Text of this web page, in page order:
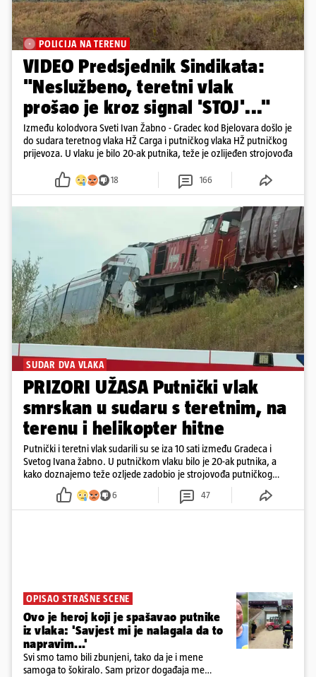
POLICIJA NA TERENU
VIDEO Predsjednik Sindikata:
"Neslužbeno, teretni vlak
prošao je kroz signal 'STOJ'..."
Između kolodvora Sveti Ivan Žabno - Gradec kod Bjelovara došlo je
do sudara teretnog vlaka HŽ Carga i putničkog vlaka HŽ putničkog
prijevoza. U vlaku je bilo 20-ak putnika, teže je ozlijeđen strojovođa
18 166
SUDAR DVA VLAKA
PRIZORI UŽASA Putnički vlak
smrskan u sudaru s teretnim, na
terenu i helikopter hitne
Putnički i teretni vlak sudarili su se iza 10 sati između Gradeca i
Svetog Ivana žabno. U putničkom vlaku bilo je 20-ak putnika, a
kako doznajemo teže ozljede zadobio je strojovođa putničkog
vlaka. Zatvoren je promet, a fotoreporteri Prigorskog objavili su
prve snimke s mjesta sudara
6 47
OPISAO STRAŠNE SCENE
Ovo je heroj koji je spašavao putnike
iz vlaka: 'Savjest mi je nalagala da to
napravim...'
Svi smo tamo bili zbunjeni, tako da je i mene
samoga to šokiralo. Sam prizor događaja me